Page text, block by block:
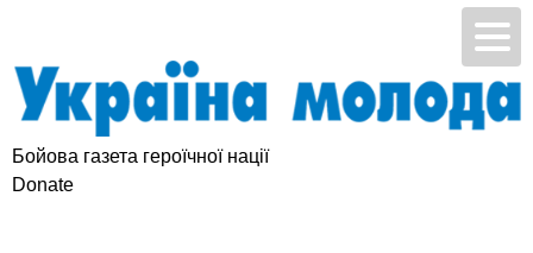
Бойова газета героїчної нації
Підтримай УМ